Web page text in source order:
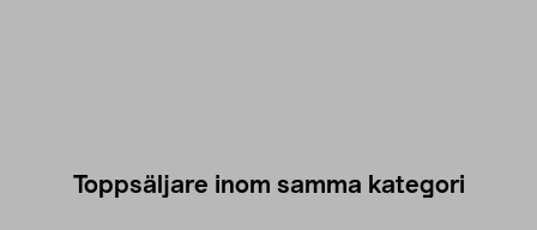
Toppsäljare inom samma kategori